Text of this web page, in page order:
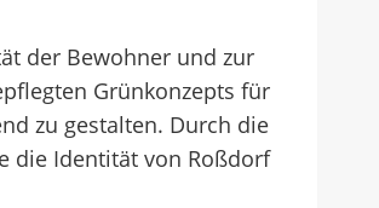
der Bewohner und zur
Grünkonzepts für
zu gestalten. Durch die
die Identität von Roßdorf